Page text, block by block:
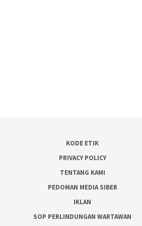
KODE ETIK
PRIVACY POLICY
TENTANG KAMI
PEDOMAN MEDIA SIBER
IKLAN
SOP PERLINDUNGAN WARTAWAN